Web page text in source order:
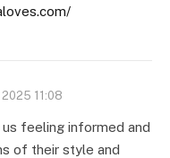
11:08
feeling informed and
of their style and